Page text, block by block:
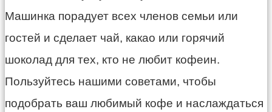
Машинка порадует всех членов семьи или
гостей и сделает чай, какао или горячий
шоколад для тех, кто не любит кофеин.
Пользуйтесь нашими советами, чтобы
подобрать ваш любимый кофе и наслаждаться